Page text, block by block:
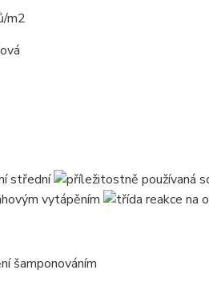
m2
šamponováním